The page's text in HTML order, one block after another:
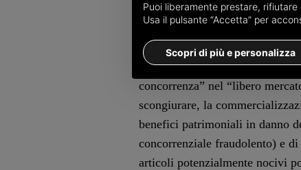
avrebbero permesso di
L’attività condotta dalle
testimonianza del costante
concorrenza” nel “libero
scongiurare, la
benefici patrimoniali in danno
concorrenziale fraudolento) e
articoli potenzialmente nocivi
Puoi liberamente prestare,
Usa il pulsante “Accetta” per
Scopri di più e personalizza